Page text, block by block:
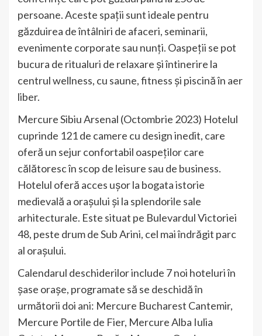
persoane. Aceste spații sunt ideale pentru
găzduirea de întâlniri de afaceri, seminarii,
evenimente corporate sau nunți. Oaspeții se pot
bucura de ritualuri de relaxare și întinerire la
centrul wellness, cu saune, fitness și piscină în aer
liber.
Mercure Sibiu Arsenal (Octombrie 2023) Hotelul
cuprinde 121 de camere cu design inedit, care
oferă un sejur confortabil oaspeților care
călătoresc în scop de leisure sau de business.
Hotelul oferă acces ușor la bogata istorie
medievală a orașului și la splendorile sale
arhitecturale. Este situat pe Bulevardul Victoriei
48, peste drum de Sub Arini, cel mai îndrăgit parc
al orașului.
Calendarul deschiderilor include 7 noi hoteluri în
șase orașe, programate să se deschidă în
următorii doi ani: Mercure Bucharest Cantemir,
Mercure Portile de Fier, Mercure Alba Iulia